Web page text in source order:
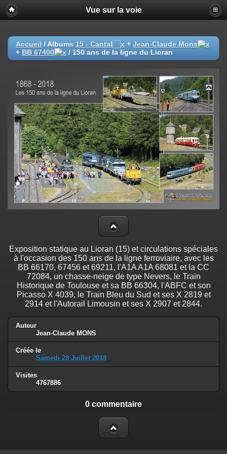
Vue sur la voie
Accueil / Albums 15 - Cantal + Jean-Claude Mons
+ BB 67400 / 150 ans de la ligne du Lioran
Exposition statique au Lioran (15) et circulations spéciales
à l'occasion des 150 ans de la ligne ferroviaire, avec les
BB 66170, 67456 et 69211, l'A1A A1A 68081 et la CC
72084, un chasse-neige de type Nevers, le Train
Historique de Toulouse et sa BB 66304, l'ABFC et son
Picasso X 4039, le Train Bleu du Sud et ses X 2819 et
2914 et l'Autorail Limousin et ses X 2907 et 2844.
Auteur
Jean-Claude MONS
Créée le
Samedi 28 Juillet 2018
Visites
4767886
0 commentaire